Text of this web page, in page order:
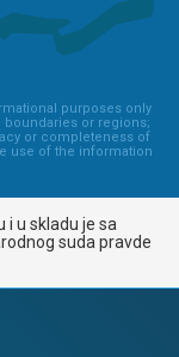
purposes only
or regions;
or completeness of
use of the information
i u skladu je sa
suda pravde